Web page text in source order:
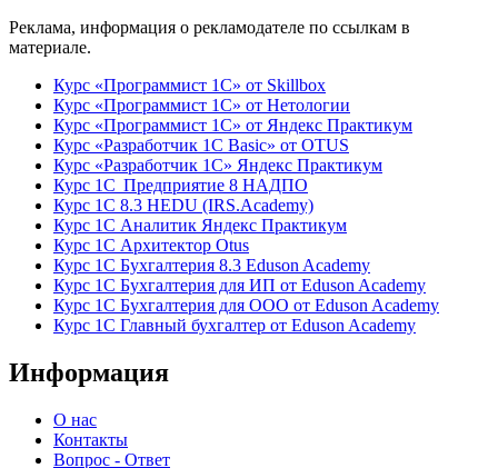
Реклама, информация о рекламодателе по ссылкам в
материале.
Курс «Программист 1С» от Skillbox
Курс «Программист 1С» от Нетологии
Курс «Программист 1С» от Яндекс Практикум
Курс «Разработчик 1С Basic» от OTUS
Курс «Разработчик 1С» Яндекс Практикум
Курс 1С Предприятие 8 НАДПО
Курс 1С 8.3 HEDU (IRS.Academy)
Курс 1С Аналитик Яндекс Практикум
Курс 1С Архитектор Otus
Курс 1С Бухгалтерия 8.3 Eduson Academy
Курс 1С Бухгалтерия для ИП от Eduson Academy
Курс 1С Бухгалтерия для ООО от Eduson Academy
Курс 1С Главный бухгалтер от Eduson Academy
Информация
О нас
Контакты
Вопрос - Ответ